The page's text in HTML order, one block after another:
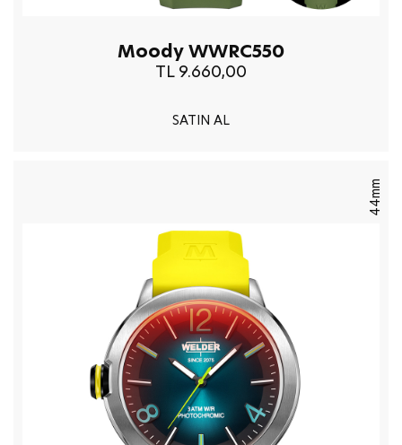
Moody WWRC550
TL 9.660,00
SATIN AL
44mm